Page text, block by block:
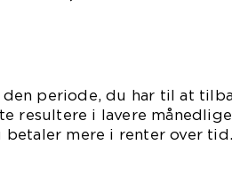
periode, du har til at
resultere i lavere
betaler mere i renter over tid.